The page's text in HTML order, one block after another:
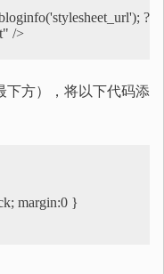
/>
下方），将以下代码添
margin:0 }